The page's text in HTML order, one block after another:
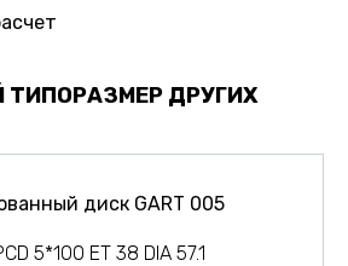
ДРУГИХ
диск GART 005
5*100 ET 38 DIA 57.1